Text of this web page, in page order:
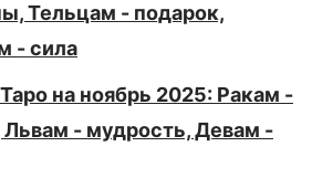
Тельцам - подарок,
- сила
на ноябрь 2025: Ракам -
Львам - мудрость, Девам -